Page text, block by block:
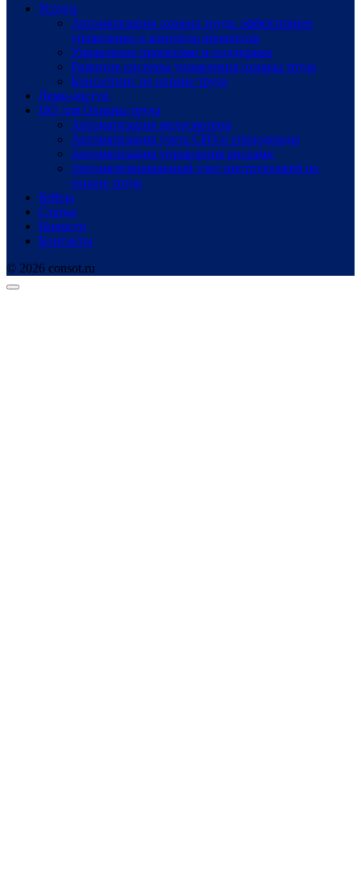
Услуги
Автоматизация охраны труда: эффективное
управление и контроль процессов
Управление проектами и поддержка
Развитие системы управления охраны труда
Консалтинг по охране труда
Демо-доступ
ПО для Охраны труда
Автоматизация медосмотров
Автоматизация учета СИЗ и спецодежды
Автоматизация управления рисками
Автоматизированный учет инструктажей по
охране труда
Кейсы
Статьи
Новости
Контакты
© 2026 consot.ru